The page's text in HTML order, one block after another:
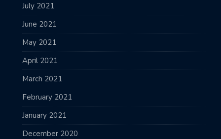
July 2021
June 2021
May 2021
April 2021
March 2021
February 2021
January 2021
December 2020